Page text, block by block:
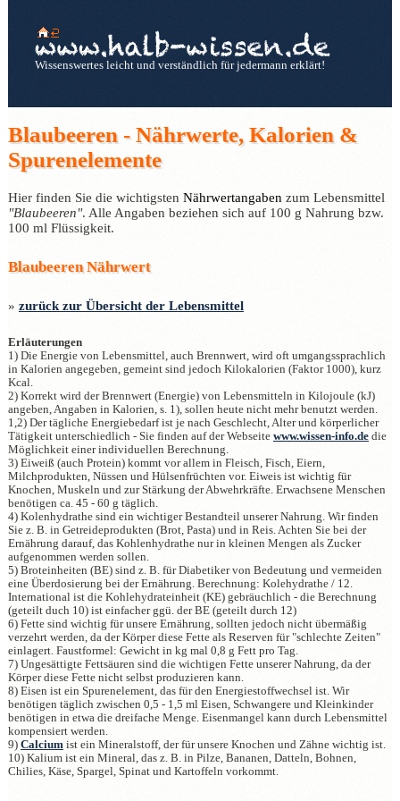
Wissenswertes leicht und verständlich für jedermann erklärt!
Blaubeeren - Nährwerte, Kalorien &
Spurenelemente
Hier finden Sie die wichtigsten Nährwertangaben zum Lebensmittel
"Blaubeeren". Alle Angaben beziehen sich auf 100 g Nahrung bzw.
100 ml Flüssigkeit.
Blaubeeren Nährwert
» zurück zur Übersicht der Lebensmittel
Erläuterungen
1) Die Energie von Lebensmittel, auch Brennwert, wird oft umgangssprachlich
in Kalorien angegeben, gemeint sind jedoch Kilokalorien (Faktor 1000), kurz
Kcal.
2) Korrekt wird der Brennwert (Energie) von Lebensmitteln in Kilojoule (kJ)
angeben, Angaben in Kalorien, s. 1), sollen heute nicht mehr benutzt werden.
1,2) Der tägliche Energiebedarf ist je nach Geschlecht, Alter und körperlicher
Tätigkeit unterschiedlich - Sie finden auf der Webseite www.wissen-info.dedie
Möglichkeit einer individuellen Berechnung.
3) Eiweiß (auch Protein) kommt vor allem in Fleisch, Fisch, Eiern,
Milchprodukten, Nüssen und Hülsenfrüchten vor. Eiweis ist wichtig für
Knochen, Muskeln und zur Stärkung der Abwehrkräfte. Erwachsene Menschen
benötigen ca. 45 - 60 g täglich.
4) Kolenhydrathe sind ein wichtiger Bestandteil unserer Nahrung. Wir finden
Sie z. B. in Getreideprodukten (Brot, Pasta) und in Reis. Achten Sie bei der
Ernährung darauf, das Kohlenhydrathe nur in kleinen Mengen als Zucker
aufgenommen werden sollen.
5) Broteinheiten (BE) sind z. B. für Diabetiker von Bedeutung und vermeiden
eine Überdosierung bei der Ernährung. Berechnung: Kolehydrathe / 12.
International ist die Kohlehydrateinheit (KE) gebräuchlich - die Berechnung
(geteilt duch 10) ist einfacher ggü. der BE (geteilt durch 12)
6) Fette sind wichtig für unsere Ernährung, sollten jedoch nicht übermäßig
verzehrt werden, da der Körper diese Fette als Reserven für "schlechte Zeiten"
einlagert. Faustformel: Gewicht in kg mal 0,8 g Fett pro Tag.
7) Ungesättigte Fettsäuren sind die wichtigen Fette unserer Nahrung, da der
Körper diese Fette nicht selbst produzieren kann.
8) Eisen ist ein Spurenelement, das für den Energiestoffwechsel ist. Wir
benötigen täglich zwischen 0,5 - 1,5 ml Eisen, Schwangere und Kleinkinder
benötigen in etwa die dreifache Menge. Eisenmangel kann durch Lebensmittel
kompensiert werden.
9) Calciumist ein Mineralstoff, der für unsere Knochen und Zähne wichtig ist.
10) Kalium ist ein Mineral, das z. B. in Pilze, Bananen, Datteln, Bohnen,
Chilies, Käse, Spargel, Spinat und Kartoffeln vorkommt.